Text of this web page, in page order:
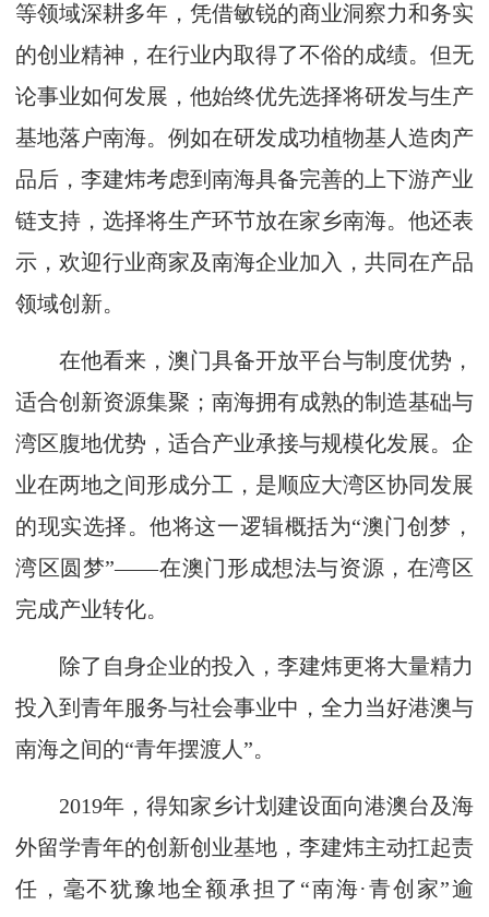
等领域深耕多年，凭借敏锐的商业洞察力和务实
的创业精神，在行业内取得了不俗的成绩。但无
论事业如何发展，他始终优先选择将研发与生产
基地落户南海。例如在研发成功植物基人造肉产
品后，李建炜考虑到南海具备完善的上下游产业
链支持，选择将生产环节放在家乡南海。他还表
示，欢迎行业商家及南海企业加入，共同在产品
领域创新。
在他看来，澳门具备开放平台与制度优势，
适合创新资源集聚；南海拥有成熟的制造基础与
湾区腹地优势，适合产业承接与规模化发展。企
业在两地之间形成分工，是顺应大湾区协同发展
的现实选择。他将这一逻辑概括为“澳门创梦，
湾区圆梦”——在澳门形成想法与资源，在湾区
完成产业转化。
除了自身企业的投入，李建炜更将大量精力
投入到青年服务与社会事业中，全力当好港澳与
南海之间的“青年摆渡人”。
2019年，得知家乡计划建设面向港澳台及海
外留学青年的创新创业基地，李建炜主动扛起责
任，毫不犹豫地全额承担了“南海·青创家”逾